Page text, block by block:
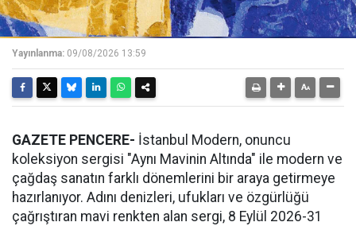
Yayınlanma: 09/08/2026 13:59
GAZETE PENCERE- İstanbul Modern, onuncu
koleksiyon sergisi "Aynı Mavinin Altında" ile modern ve
çağdaş sanatın farklı dönemlerini bir araya getirmeye
hazırlanıyor. Adını denizleri, ufukları ve özgürlüğü
çağrıştıran mavi renkten alan sergi, 8 Eylül 2026-31